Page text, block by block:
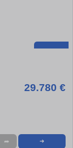
29.780 €
➦ ➜